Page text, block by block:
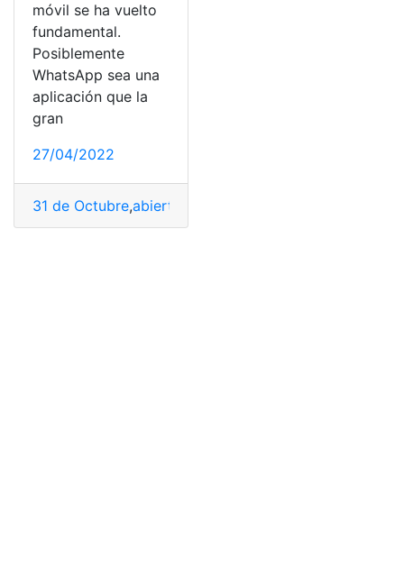
móvil se ha vuelto
fundamental.
Posiblemente
WhatsApp sea una
aplicación que la
gran
27/04/2022
31 de Octubre,abiertos